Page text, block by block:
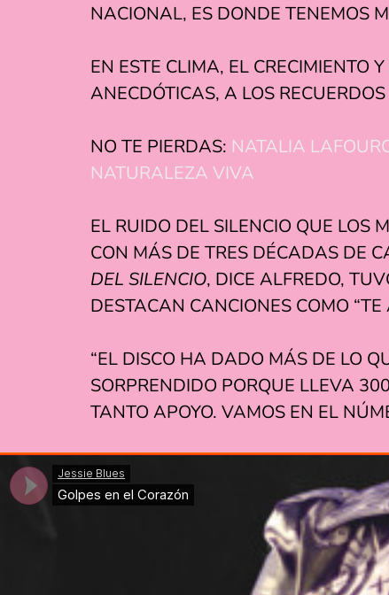
NACIONAL, ES DONDE TENEMOS
EN ESTE CLIMA, EL
ANECDÓTICAS, A LOS
NO TE PIERDAS: NATALIA
NATURALEZA VIVA
EL RUIDO DEL SILENCIO QUE LOS
CON MÁS DE TRES DÉCADAS DE
DEL SILENCIO, DICE ALFREDO,
DESTACAN CANCIONES COMO “TE
“EL DISCO HA DADO MÁS DE LO
SORPRENDIDO PORQUE LLEVA
TANTO APOYO. VAMOS EN EL